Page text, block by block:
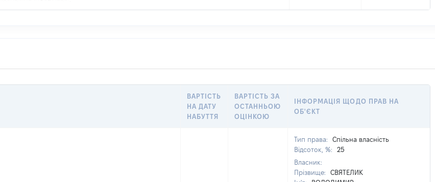
ВАРТІСТЬ
НА ДАТУ
НАБУТТЯ
ВАРТІСТЬ ЗА
ОСТАННЬОЮ
ОЦІНКОЮ
ІНФОРМАЦІЯ ЩОДО ПРАВ НА
ОБ'ЄКТ
Тип права:
Спільна власність
Відсоток, %:
25
Власник:
Прізвище:
СВЯТЕЛИК